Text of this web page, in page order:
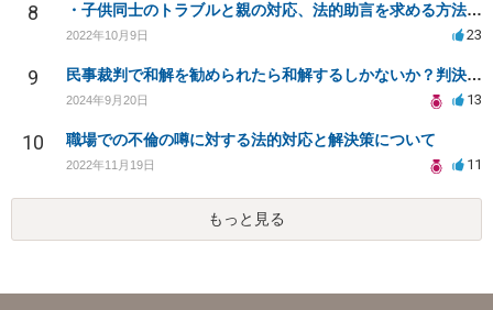
8 ・子供同士のトラブルと親の対応、法的助言を求める方法は？
2022年10月9日 23
9 民事裁判で和解を勧められたら和解するしかないか？判決で大きく結果が変わることはありますか？
2024年9月20日 13
10 職場での不倫の噂に対する法的対応と解決策について
2022年11月19日 11
もっと見る